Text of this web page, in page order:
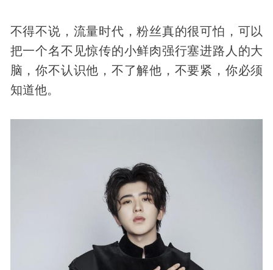
不得不说，流量时代，粉丝真的很可怕，可以
把一个名不见惊传的小鲜肉强行塞进路人的大
脑，你不认识他，不了解他，不要紧，你必须
知道他。